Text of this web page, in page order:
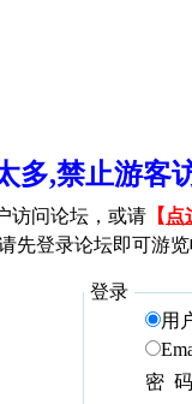
多,禁止游
访问论坛，或请 【 点
先登录论坛即可游
登录
用
密 码